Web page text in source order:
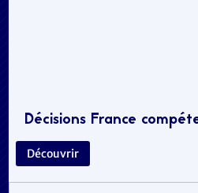
Décisions France
Découvrir